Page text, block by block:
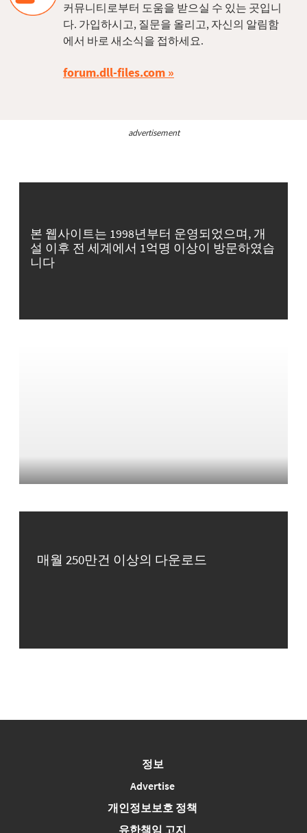
커뮤니티로부터 도움을 받으실 수 있는 곳입니
다. 가입하시고, 질문을 올리고, 자신의 알림함
에서 바로 새소식을 접하세요.
forum.dll-files.com
advertisement
본 웹사이트는 1998년부터 운영되었으며, 개
설 이후 전 세계에서 1억명 이상이 방문하였습
니다
매월 250만건 이상의 다운로드
정보
Advertise
개인정보보호 정책
유한책임 고지